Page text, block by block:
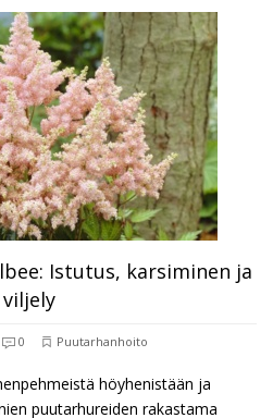
Istutus, karsiminen ja
viljely
0 Puutarhanhoito
höyhenistään ja
puutarhureiden rakastama